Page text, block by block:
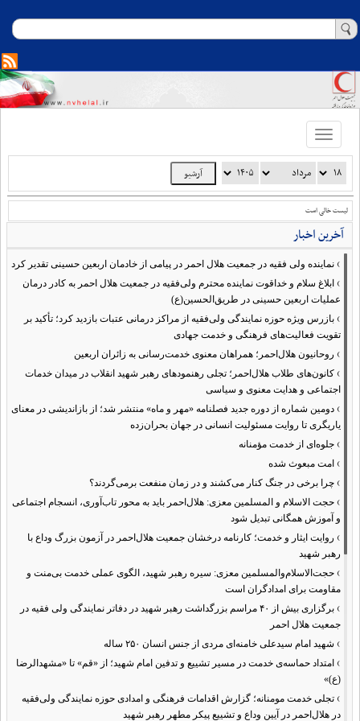
Toggle
navigation
لیست خالی است
آخرین اخبار
› نماینده ولی فقیه در جمعیت هلال احمر در پیامی از خادمان اربعین حسینی تقدیر کرد
› ابلاغ سلام و خداقوت نماینده محترم ولی‌فقیه در جمعیت هلال احمر به کادر درمان
عملیات اربعین حسینی در طریق‌الحسین(ع)
› بازرس ویژه حوزه نمایندگی ولی‌فقیه از مراکز درمانی عتبات بازدید کرد؛ تأکید بر
تقویت فعالیت‌های فرهنگی و خدمت جهادی
› روحانیون هلال‌احمر؛ همراهان معنوی خدمت‌رسانی به زائران اربعین
› کانون‌های طلاب هلال‌احمر؛ تجلی رهنمودهای رهبر شهید انقلاب در میدان خدمات
اجتماعی و هدایت معنوی و سیاسی
› دومین شماره از دوره جدید فصلنامه «مهر و ماه» منتشر شد؛ از بازاندیشی در معنای
یاریگری تا روایت مسئولیت انسانی در جهان بحران‌زده
› جلوه‌ای از خدمت مؤمنانه
› امت مبعوث شده
› چرا برخی در جنگ کنار می‌کشند و در زمان منفعت برمی‌گردند؟
› حجت الاسلام و المسلمین معزی: هلال‌احمر باید به محور تاب‌آوری، انسجام اجتماعی
و آموزش همگانی تبدیل شود
› روایت ایثار و خدمت؛ کارنامه درخشان جمعیت هلال‌احمر در آزمون بزرگ وداع با
رهبر شهید
› حجت‌الاسلام‌والمسلمین معزی: سیره رهبر شهید، الگوی عملی خدمت بی‌منت و
مقاومت برای امدادگران است
›
برگزاری بیش از ۴۰ مراسم بزرگداشت رهبر شهید در دفاتر نمایندگی ولی فقیه در
جمعیت هلال احمر
› شهید امام سیدعلی خامنه‌ای مردی از جنس انسان ۲۵۰ ساله
› امتداد حماسه‌ی خدمت در مسیر تشییع و تدفین امام شهید؛ از «قم» تا «مشهدالرضا
(ع)»
› تجلی خدمت مومنانه؛ گزارش اقدامات فرهنگی و امدادی حوزه نمایندگی ولی‌فقیه
در هلال‌احمر در آیین وداع و تشییع پیکر مطهر رهبر شهید